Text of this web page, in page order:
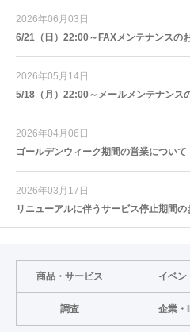
2026年06月03日
6/21（日）22:00～FAXメンテナンスの
2026年05月14日
5/18（月）22:00～メールメンテナンス
2026年04月06日
ゴールデンウィーク期間の営業について
2026年03月17日
リニューアルに伴うサービス停止期間
商品・サービス イベン
調査 企業・